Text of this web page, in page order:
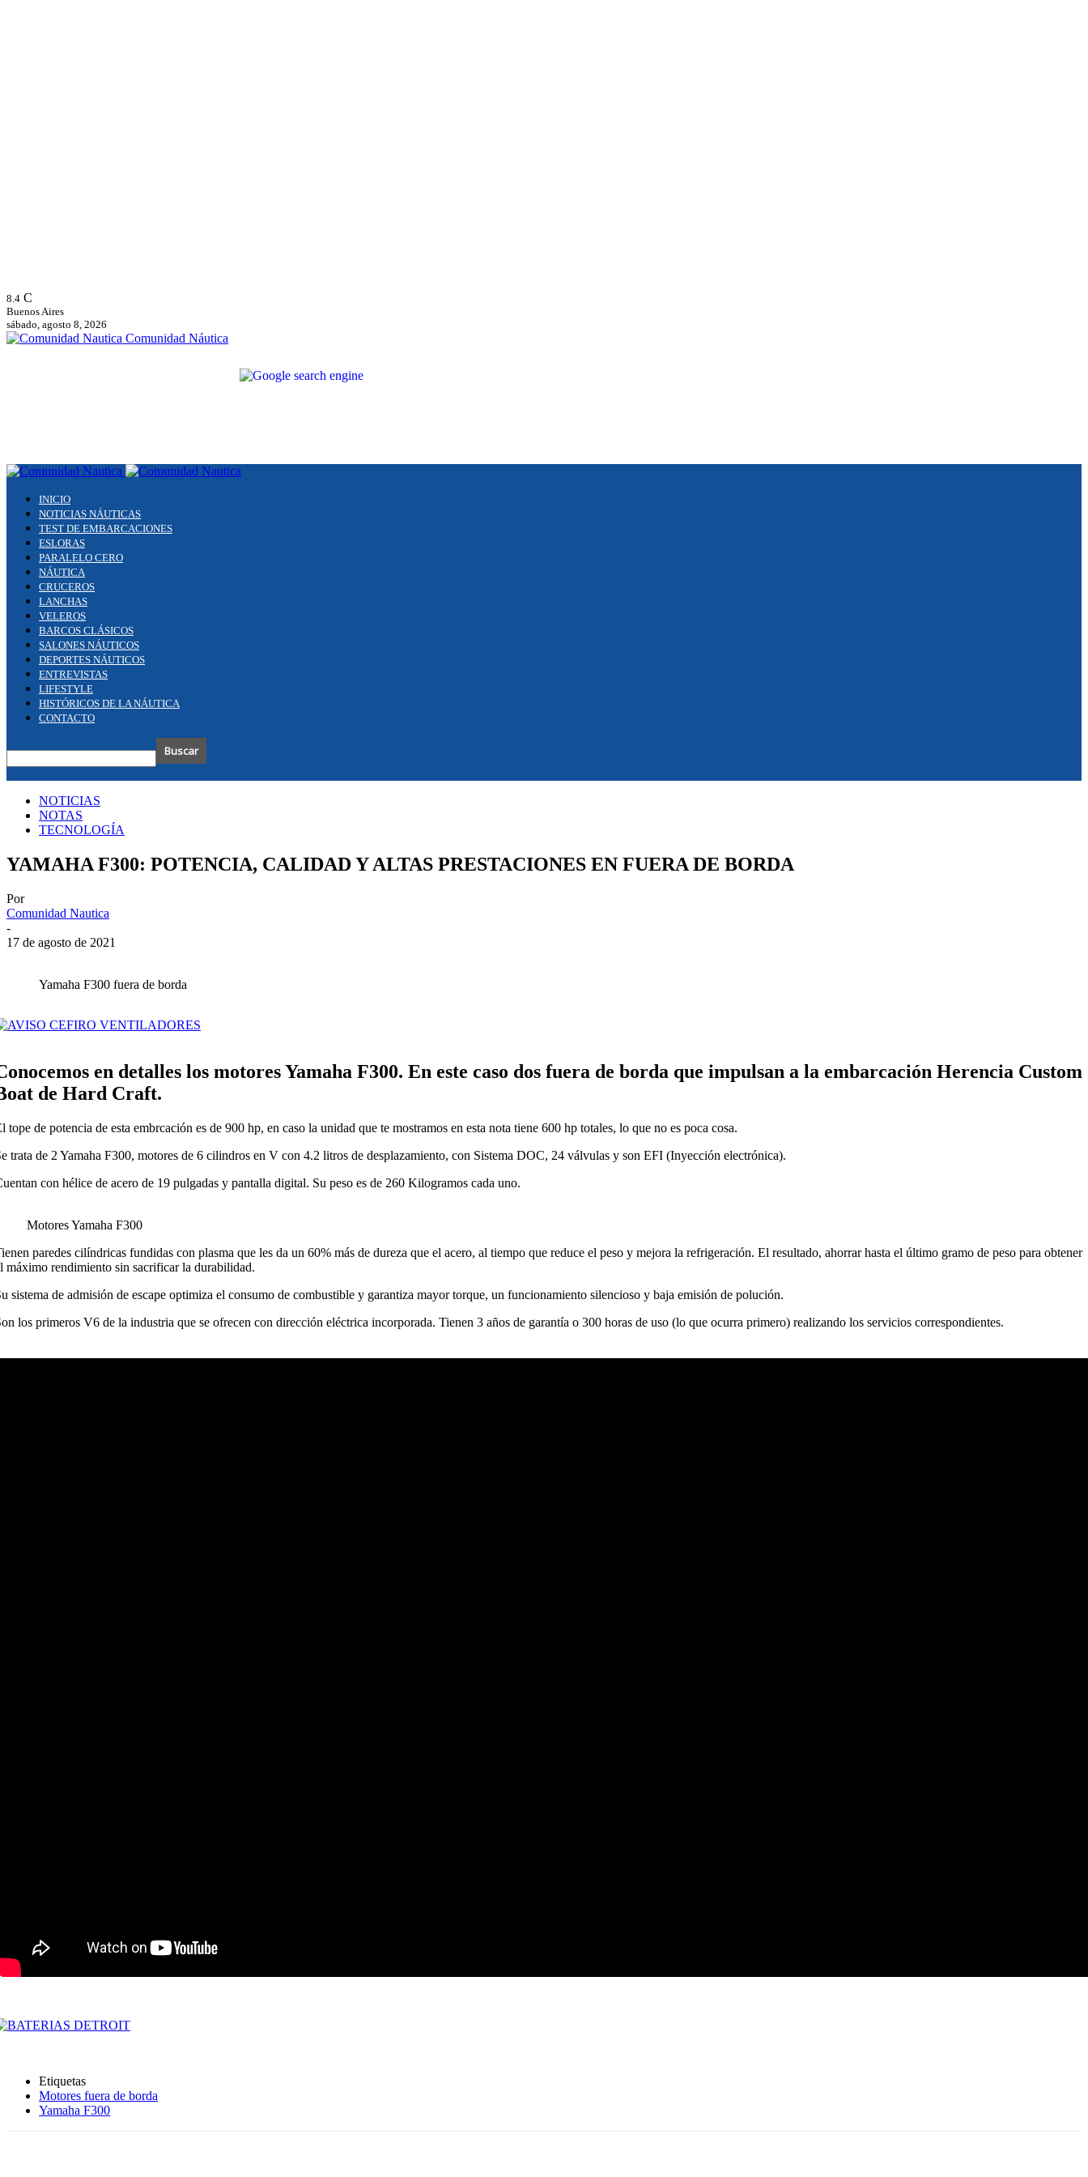
8.4 C
Buenos Aires
sábado, agosto 8, 2026
Comunidad Náutica
INICIO
NOTICIAS NÁUTICAS
TEST DE EMBARCACIONES
ESLORAS
PARALELO CERO
NÁUTICA
CRUCEROS
LANCHAS
VELEROS
BARCOS CLÁSICOS
SALONES NÁUTICOS
DEPORTES NÁUTICOS
ENTREVISTAS
LIFESTYLE
HISTÓRICOS DE LA NÁUTICA
CONTACTO
NOTICIAS
NOTAS
TECNOLOGÍA
YAMAHA F300: POTENCIA, CALIDAD Y ALTAS PRESTACIONES EN FUERA DE BORDA
Por
Comunidad Nautica
-
17 de agosto de 2021
Yamaha F300 fuera de borda
en detalles los motores Yamaha F300. En este caso dos fuera de borda que impulsan a la embarcación Herencia Custom
de Hard Craft.
tope de potencia de esta embrcación es de 900 hp, en caso la unidad que te mostramos en esta nota tiene 600 hp totales, lo que no es poca cosa.
trata de 2 Yamaha F300, motores de 6 cilindros en V con 4.2 litros de desplazamiento, con Sistema DOC, 24 válvulas y son EFI (Inyección electrónica).
con hélice de acero de 19 pulgadas y pantalla digital. Su peso es de 260 Kilogramos cada uno.
Motores Yamaha F300
paredes cilíndricas fundidas con plasma que les da un 60% más de dureza que el acero, al tiempo que reduce el peso y mejora la refrigeración. El resultado, ahorrar hasta el último gramo de peso para obtener
máximo rendimiento sin sacrificar la durabilidad.
sistema de admisión de escape optimiza el consumo de combustible y garantiza mayor torque, un funcionamiento silencioso y baja emisión de polución.
los primeros V6 de la industria que se ofrecen con dirección eléctrica incorporada. Tienen 3 años de garantía o 300 horas de uso (lo que ocurra primero) realizando los servicios correspondientes.
Etiquetas
Motores fuera de borda
Yamaha F300